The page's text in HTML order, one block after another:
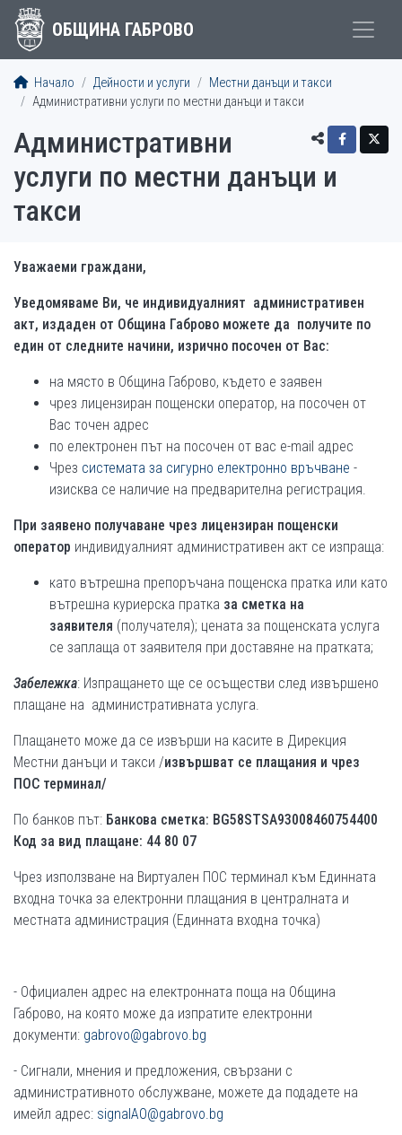
ОБЩИНА ГАБРОВО
Начало Дейности и услуги
Местни данъци и такси
Административни услуги по местни данъци и такси
Административни
услуги по местни данъци и
такси
Уважаеми граждани,
Уведомяваме Ви, че индивидуалният административен
акт, издаден от Община Габрово можете да получите по
един от следните начини, изрично посочен от Вас:
на място в Община Габрово, където е заявен
чрез лицензиран пощенски оператор, на посочен от
Вас точен адрес
по електронен път на посочен от вас e-mail адрес
Чрез системата за сигурно електронно връчване -
изисква се наличие на предварителна регистрация.
При заявено получаване чрез лицензиран пощенски
оператор индивидуалният административен акт се изпраща:
като вътрешна препоръчана пощенска пратка или като
вътрешна куриерска пратка за сметка на
заявителя (получателя); цената за пощенската услуга
се заплаща от заявителя при доставяне на пратката;
Забележка: Изпращането ще се осъществи след извършено
плащане на административната услуга.
Плащането може да се извърши на касите в Дирекция
Местни данъци и такси /извършват се плащания и чрез
ПОС терминал/
По банков път: Банкова сметка: BG58STSA93008460754400
Код за вид плащане: 44 80 07
Чрез използване на Виртуален ПОС терминал към Единната
входна точка за електронни плащания в централната и
местната администрация (Единната входна точка)
- Официален адрес на електронната поща на Община
Габрово, на която може да изпратите електронни
документи: gabrovo@gabrovo.bg
- Сигнали, мнения и предложения, свързани с
административното обслужване, можете да подадете на
имейл адрес: signalAO@gabrovo.bg